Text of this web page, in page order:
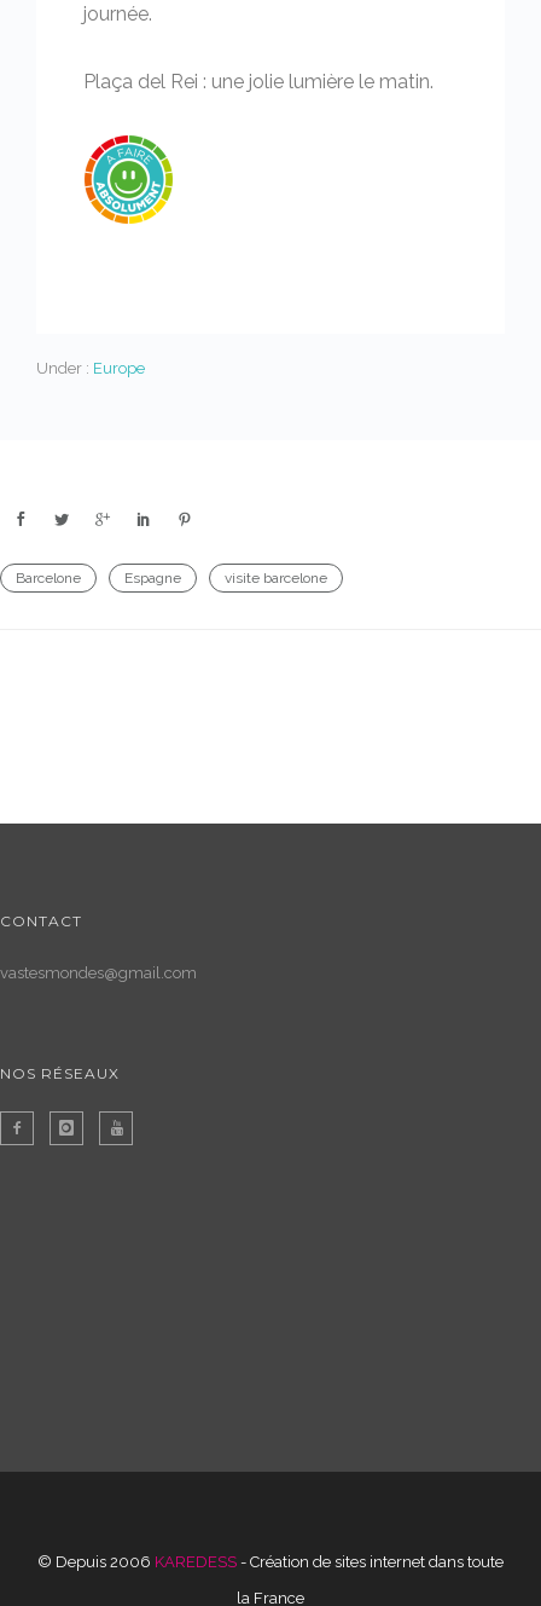
journée.
Plaça del Rei : une jolie lumière le matin.
Under : Europe
Barcelone Espagne visite barcelone
CONTACT
vastesmondes@gmail.com
NOS RÉSEAUX
© Depuis 2006 KAREDESS - Création de sites internet dans toute
la France